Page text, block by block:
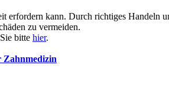
kann. Durch richtiges Handeln
zu vermeiden.
bitte hier.
Zahnmedizin